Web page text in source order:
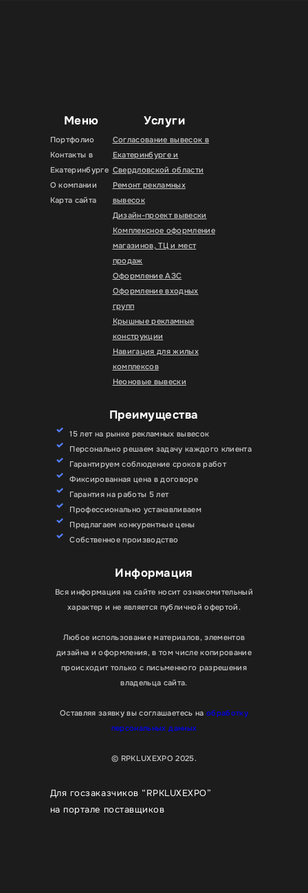
Меню
Портфолио
Контакты в
Екатеринбурге
О компании
Карта сайта
Услуги
Согласование вывесок в
Екатеринбурге и
Свердловской области
Ремонт рекламных
вывесок
Дизайн-проект вывески
Комплексное оформление
магазинов, ТЦ и мест
продаж
Оформление АЗС
Оформление входных
групп
Крышные рекламные
конструкции
Навигация для жилых
комплексов
Неоновые вывески
Преимущества
15 лет на рынке рекламных вывесок
Персонально решаем задачу каждого клиента
Гарантируем соблюдение сроков работ
Фиксированная цена в договоре
Гарантия на работы 5 лет
Профессионально устанавливаем
Предлагаем конкурентные цены
Собственное производство
Информация
Вся информация на сайте носит ознакомительный
характер и не является публичной офертой.
Любое использование материалов, элементов
дизайна и оформления, в том числе копирование
происходит только с письменного разрешения
владельца сайта.
Оставляя заявку вы соглашаетесь на обработку
персональных данных
© RPKLUXEXPO 2025.
Для госзаказчиков “RPKLUXEXPO”
на портале поставщиков